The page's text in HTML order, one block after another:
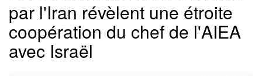
par l'Iran révèlent une étroite
coopération du chef de l'AIEA
avec Israël